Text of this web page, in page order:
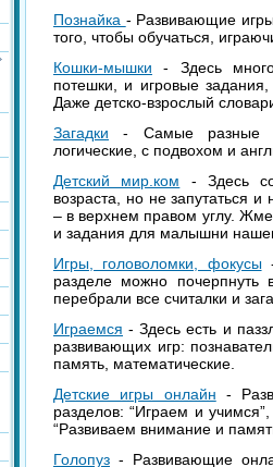
Познайка - Развивающие
того, чтобы обучаться,
Кошки-мышки - Здесь
потешки, и игровые
Даже детско-взрослый
Загадки - Самые разные
логические, с подвохом и
Детский мир.ком - Здесь
возраста, но не запутаться
– в верхнем правом углу.
и задания для малышни
Игры, головоломки, фокусы-
разделе можно почерпнуть
перебрали все считалки и
Играемся - Здесь есть и
развивающих игр:
память, математические.
Детские игры онлайн -
разделов: “Играем и
“Развиваем внимание и
Голопуз - Развивающие